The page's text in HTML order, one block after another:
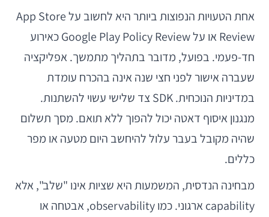
אחת הטעויות הנפוצות ביותר היא לחשוב על App Store
Review או על Google Play Policy Review כאירוע
חד-פעמי. בפועל, מדובר בתהליך מתמשך. אפליקציה
שעברה אישור לפני חצי שנה אינה בהכרח עומדת
במדיניות הנוכחית. SDK צד שלישי עשוי להשתנות.
מנגנון איסוף דאטה יכול להפוך ללא תואם. מסך תשלום
שהיה מקובל בעבר עלול להיחשב היום מטעה או מפר
כללים.
מבחינה הנדסית, המשמעות היא שציות אינו "שלב", אלא
capability ארגוני. כמו observability, אבטחה או